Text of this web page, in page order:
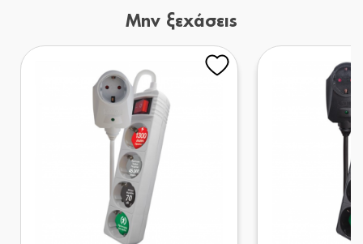
Μην ξεχάσεις